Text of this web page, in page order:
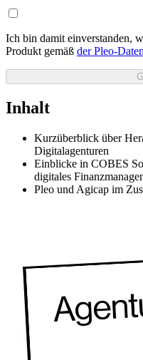
Ich bin damit einverstanden,
Produkt gemäß der Pleo-
Inhalt
Kurzüberblick über
Digitalagenturen
Einblicke in COBES
digitales
Pleo und Agicap im